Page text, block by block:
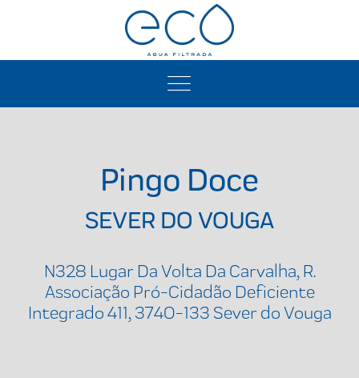
Pingo Doce
SEVER DO VOUGA
N328 Lugar Da Volta Da Carvalha, R.
Associação Pró-Cidadão Deficiente
Integrado 411, 3740-133 Sever do Vouga